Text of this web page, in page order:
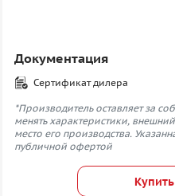
Документация
Сертификат дилера
*Производитель оставляет за
менять характеристики,
место его производства.
публичной офертой